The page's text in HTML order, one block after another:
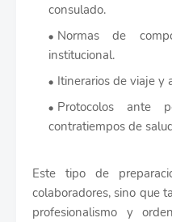
consulado.
Normas de
institucional.
Itinerarios de viaje y
Protocolos ante
contratiempos de
Este tipo de
colaboradores, sino que
profesionalismo y